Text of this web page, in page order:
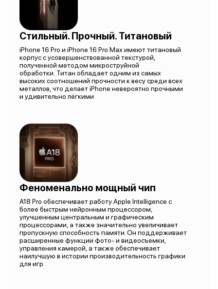
Стильный. Прочный. Титановый
iPhone 16 Pro и iPhone 16 Pro Max имеют титановый
корпус с усовершенствованной текстурой,
полученной методом микроструйной
обработки. Титан обладает одним из самых
высоких соотношений прочности к весу среди всех
металлов, что делает iPhone невероятно прочными
и удивительно лёгкими
Феноменально мощный чип
A18 Pro обеспечивает работу Apple Intelligence с
более быстрым нейронным процессором,
улучшенным центральным и графическим
процессорами, а также значительно увеличивает
пропускную способность памяти. Он поддерживает
расширенные функции фото- и видеосъемки,
управления камерой, а также обеспечивает
наилучшую в истории производительность графики
для игр